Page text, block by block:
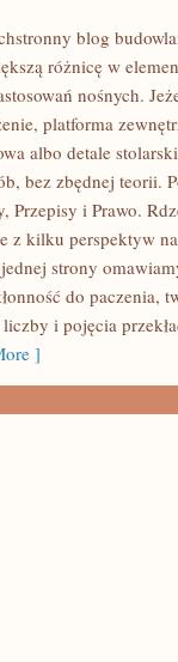
blog
różnicę w
nośnych.
platforma
albo detale
bez zbędnej teorii.
Przepisy i Prawo.
z kilku perspektyw
strony
do paczenia,
i pojęcia
]